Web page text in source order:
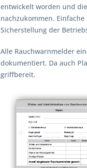
entwickelt worden und
nachzukommen.
Sicherstellung der
Alle Rauchwarnmelder
dokumentiert. Da auch
griffbereit.